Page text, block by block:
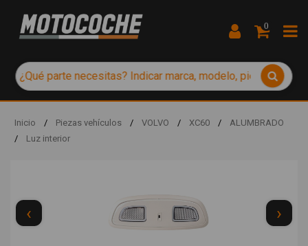
0
Inicio / Piezas vehículos / VOLVO / XC60 /
ALUMBRADO
/
Luz interior
‹ ›